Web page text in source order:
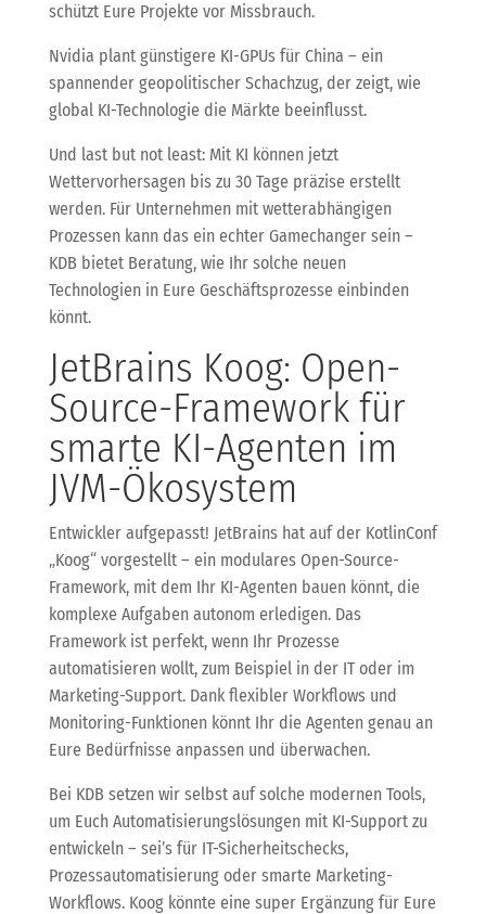
schützt Eure Projekte vor Missbrauch.
Nvidia plant günstigere KI-GPUs für China – ein
spannender geopolitischer Schachzug, der zeigt, wie
global KI-Technologie die Märkte beeinflusst.
Und last but not least: Mit KI können jetzt
Wettervorhersagen bis zu 30 Tage präzise erstellt
werden. Für Unternehmen mit wetterabhängigen
Prozessen kann das ein echter Gamechanger sein –
KDB bietet Beratung, wie Ihr solche neuen
Technologien in Eure Geschäftsprozesse einbinden
könnt.
JetBrains Koog: Open-
Source-Framework für
smarte KI-Agenten im
JVM-Ökosystem
Entwickler aufgepasst! JetBrains hat auf der KotlinConf
„Koog“ vorgestellt – ein modulares Open-Source-
Framework, mit dem Ihr KI-Agenten bauen könnt, die
komplexe Aufgaben autonom erledigen. Das
Framework ist perfekt, wenn Ihr Prozesse
automatisieren wollt, zum Beispiel in der IT oder im
Marketing-Support. Dank flexibler Workflows und
Monitoring-Funktionen könnt Ihr die Agenten genau an
Eure Bedürfnisse anpassen und überwachen.
Bei KDB setzen wir selbst auf solche modernen Tools,
um Euch Automatisierungslösungen mit KI-Support zu
entwickeln – sei’s für IT-Sicherheitschecks,
Prozessautomatisierung oder smarte Marketing-
Workflows. Koog könnte eine super Ergänzung für Eure